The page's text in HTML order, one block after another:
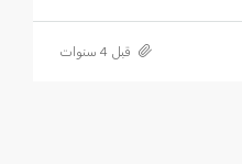
قبل 4 سنوات